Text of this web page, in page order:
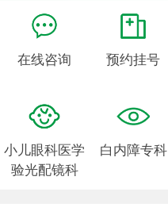
在线咨询 预约挂号
小儿眼科医学
验光配镜科
白内障专科